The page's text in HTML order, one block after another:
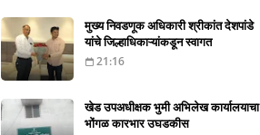
मुख्य निवडणूक अधिकारी श्रीकांत देशपांडे
यांचे जिल्हाधिकाऱ्यांकडून स्वागत
21:16
खेड उपअधीक्षक भुमी अभिलेख कार्यालयाचा
भोंगळ कारभार उघडकीस